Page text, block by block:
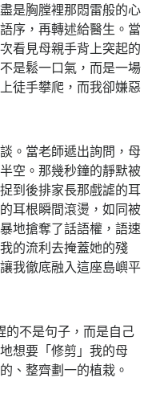
是胸膛裡那悶雷般的心
序，再轉述給醫生。當
看見母親手背上突起的
是鬆一口氣，而是一場
徒手攀爬，而我卻嫌惡
。當老師遞出詢問，母
空。那幾秒鐘的靜默被
到後排家長那戲謔的耳
耳根瞬間滾燙，如同被
地搶奪了話語權，語速
的流利去掩蓋她的殘
我徹底融入這座島嶼平
不是句子，而是自己
想要「修剪」我的母
、整齊劃一的植栽。